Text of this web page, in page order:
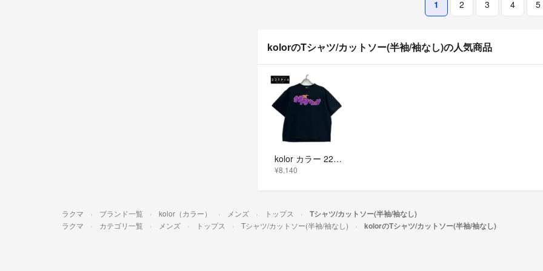
1 2 3 4 5
kolorのTシャツ/カットソー(半袖/袖なし)の人気商品
kolor カラー 22SCM-T19208S カラートウキョウ Tシャツ 1
¥8,140
ラクマ ブランド一覧 kolor（カラー） メンズ トップス Tシャツ/カットソー(半袖/袖なし)
ラクマ カテゴリ一覧 メンズ トップス Tシャツ/カットソー(半袖/袖なし) kolorのTシャツ/カットソー(半袖/袖なし)